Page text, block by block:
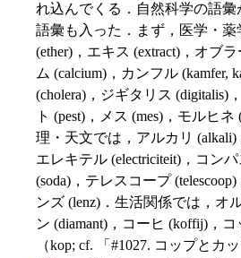
れ込んでくる．自然科学の語
語彙も入った．まず，医学・
(ether)，エキス (extract)，オブ
ム (calcium)，カンフル (kamfer,
(cholera)，ジギタリス (digitalis)
ト (pest)，メス (mes)，モルヒ
理・天文では，アルカリ (alkali)
エレキテル (electriciteit)，コン
(soda)，テレスコープ
ンズ (lenz)．生活関係では，オ
ン (diamant)，コーヒ (koffij)，
（kop; cf. 「#1027. コップとカ